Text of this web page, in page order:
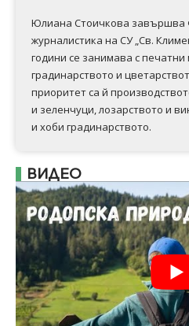
Юлиана Стоичкова завършва
журналистика на СУ „Св.
години се занимава с
градинарството и
приоритет са й
и зеленчуци, лозарството и
и хоби градинарството.
ВИДЕО